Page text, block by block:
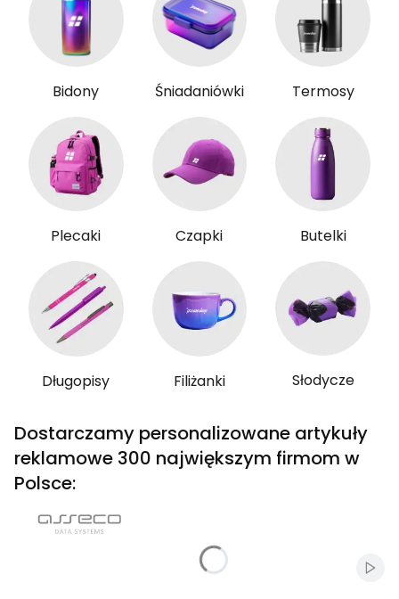
Bidony Śniadaniówki Termosy
Plecaki Czapki Butelki
Długopisy Filiżanki Słodycze
Dostarczamy personalizowane artykuły
reklamowe 300 największym firmom w
Polsce: